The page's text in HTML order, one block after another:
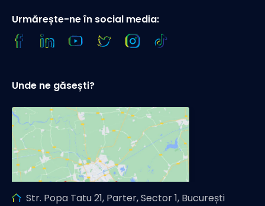
Urmărește-ne în social media:
Unde ne găsești?
Str. Popa Tatu 21, Parter, Sector 1, București